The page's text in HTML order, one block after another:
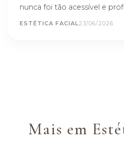
nunca foi tão acessível e
ESTÉTICA FACIAL23/06/2026
Mais em